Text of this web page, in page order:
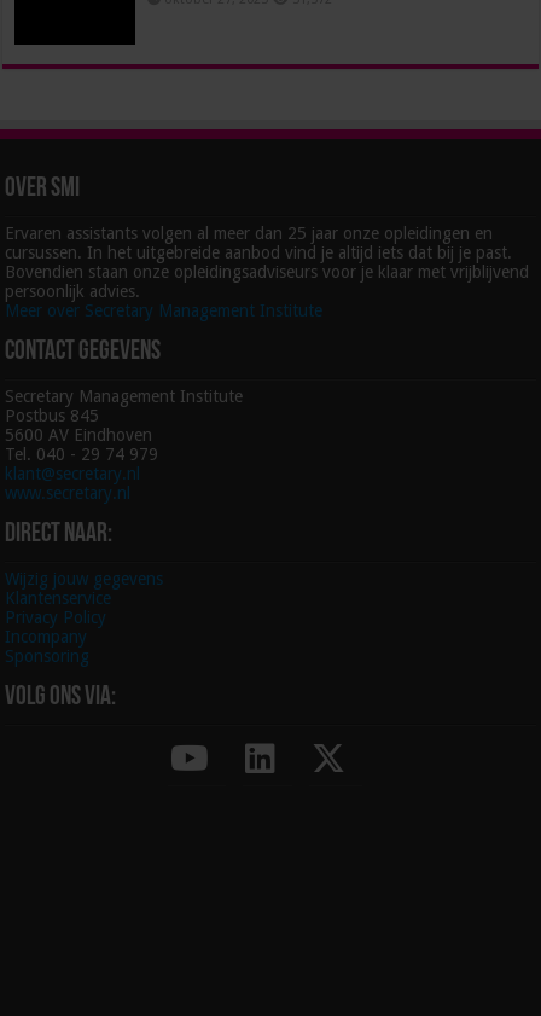
Over SMI
Ervaren assistants volgen al meer dan 25 jaar onze opleidingen en
cursussen. In het uitgebreide aanbod vind je altijd iets dat bij je past.
Bovendien staan onze opleidingsadviseurs voor je klaar met vrijblijvend
persoonlijk advies.
Meer over Secretary Management Institute
Contact gegevens
Secretary Management Institute
Postbus 845
5600 AV Eindhoven
Tel. 040 - 29 74 979
klant@secretary.nl
www.secretary.nl
Direct naar:
Wijzig jouw gegevens
Klantenservice
Privacy Policy
Incompany
Sponsoring
Volg ons via: